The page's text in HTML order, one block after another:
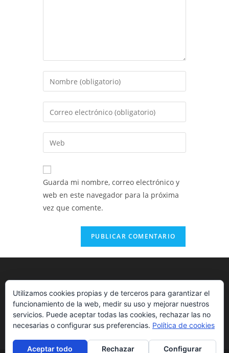
Introduce
tu
nombre
de
usuario
para
comentar
Introduce
tu
dirección
de
electrónico
para
comentar
Introduce
la
URL
de
(opcional)
Guarda mi nombre, correo electrónico y
web en este navegador para la próxima
vez que comente.
Utilizamos cookies propias y de terceros para garantizar el
funcionamiento de la web, medir su uso y mejorar nuestros
servicios. Puede aceptar todas las cookies, rechazar las no
necesarias o configurar sus preferencias. Política de cookies
Aceptar todo Rechazar Configurar